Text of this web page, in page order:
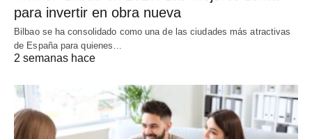
para invertir en obra nueva
Bilbao se ha consolidado como una de las ciudades más atractivas
de España para quienes…
2 semanas hace